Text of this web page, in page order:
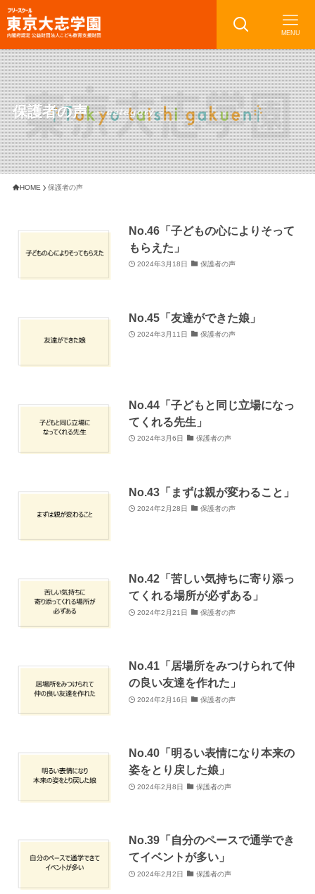
MENU
保護者の声 – category –
HOME 保護者の声
No.46「子どもの心によりそって
もらえた」
2024年3月18日 保護者の声
No.45「友達ができた娘」
2024年3月11日 保護者の声
No.44「子どもと同じ立場になっ
てくれる先生」
2024年3月6日 保護者の声
No.43「まずは親が変わること」
2024年2月28日 保護者の声
No.42「苦しい気持ちに寄り添っ
てくれる場所が必ずある」
2024年2月21日 保護者の声
No.41「居場所をみつけられて仲
の良い友達を作れた」
2024年2月16日 保護者の声
No.40「明るい表情になり本来の
姿をとり戻した娘」
2024年2月8日 保護者の声
No.39「自分のペースで通学でき
てイベントが多い」
2024年2月2日 保護者の声